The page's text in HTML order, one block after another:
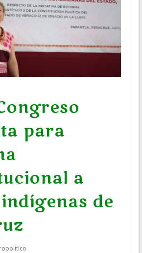
para
a
de